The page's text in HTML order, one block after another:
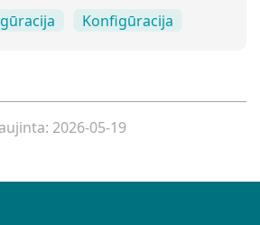
Konfigūracija
2026-05-19